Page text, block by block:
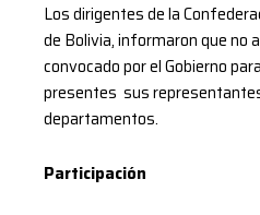
Los dirigentes de la
de Bolivia, informaron que no
convocado por el Gobierno
presentes sus
departamentos.
Participación